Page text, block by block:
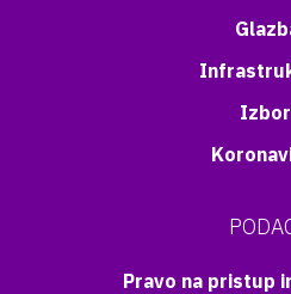
Pravo na pristup